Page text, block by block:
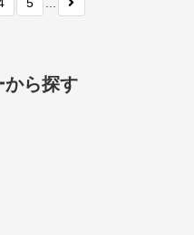
から探す